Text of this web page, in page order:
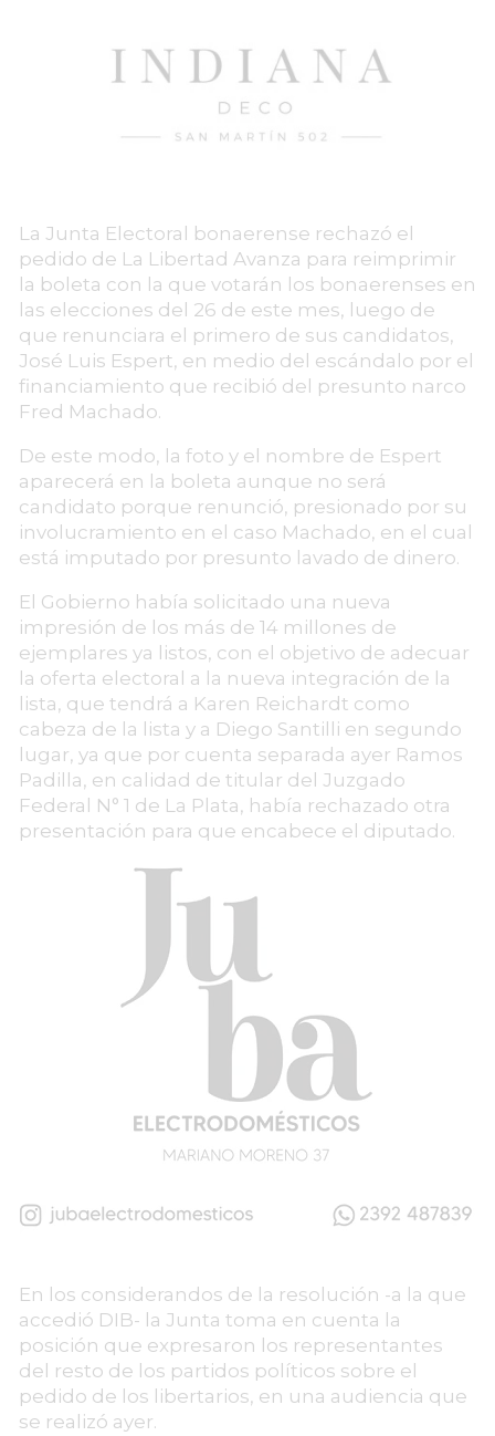
La Junta Electoral bonaerense rechazó el
pedido de La Libertad Avanza para reimprimir
la boleta con la que votarán los bonaerenses en
las elecciones del 26 de este mes, luego de
que renunciara el primero de sus candidatos,
José Luis Espert, en medio del escándalo por el
financiamiento que recibió del presunto narco
Fred Machado.
De este modo, la foto y el nombre de Espert
aparecerá en la boleta aunque no será
candidato porque renunció, presionado por su
involucramiento en el caso Machado, en el cual
está imputado por presunto lavado de dinero.
El Gobierno había solicitado una nueva
impresión de los más de 14 millones de
ejemplares ya listos, con el objetivo de adecuar
la oferta electoral a la nueva integración de la
lista, que tendrá a Karen Reichardt como
cabeza de la lista y a Diego Santilli en segundo
lugar, ya que por cuenta separada ayer Ramos
Padilla, en calidad de titular del Juzgado
Federal N° 1 de La Plata, había rechazado otra
presentación para que encabece el diputado.
En los considerandos de la resolución -a la que
accedió DIB- la Junta toma en cuenta la
posición que expresaron los representantes
del resto de los partidos políticos sobre el
pedido de los libertarios, en una audiencia que
se realizó ayer.